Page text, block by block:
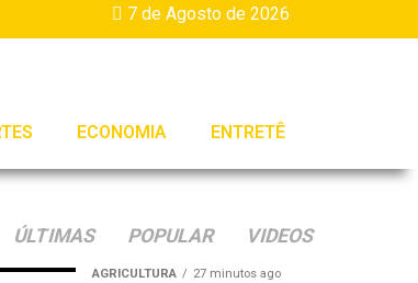
7 de Agosto de 2026
ECONOMIA ENTRETÊ
ÚLTIMAS POPULAR VIDEOS
AGRICULTURA 27 minutos ago